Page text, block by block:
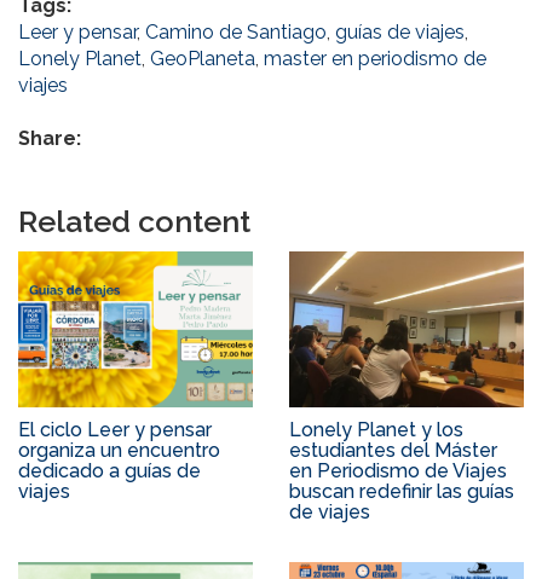
Tags:
Leer y pensar, Camino de Santiago, guías de viajes,
Lonely Planet, GeoPlaneta, master en periodismo de
viajes
Share:
Related content
El ciclo Leer y pensar
organiza un encuentro
dedicado a guías de
viajes
Lonely Planet y los
estudiantes del Máster
en Periodismo de Viajes
buscan redefinir las guías
de viajes